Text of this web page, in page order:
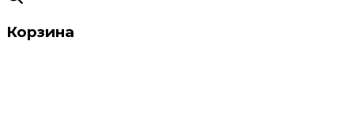
Корзина